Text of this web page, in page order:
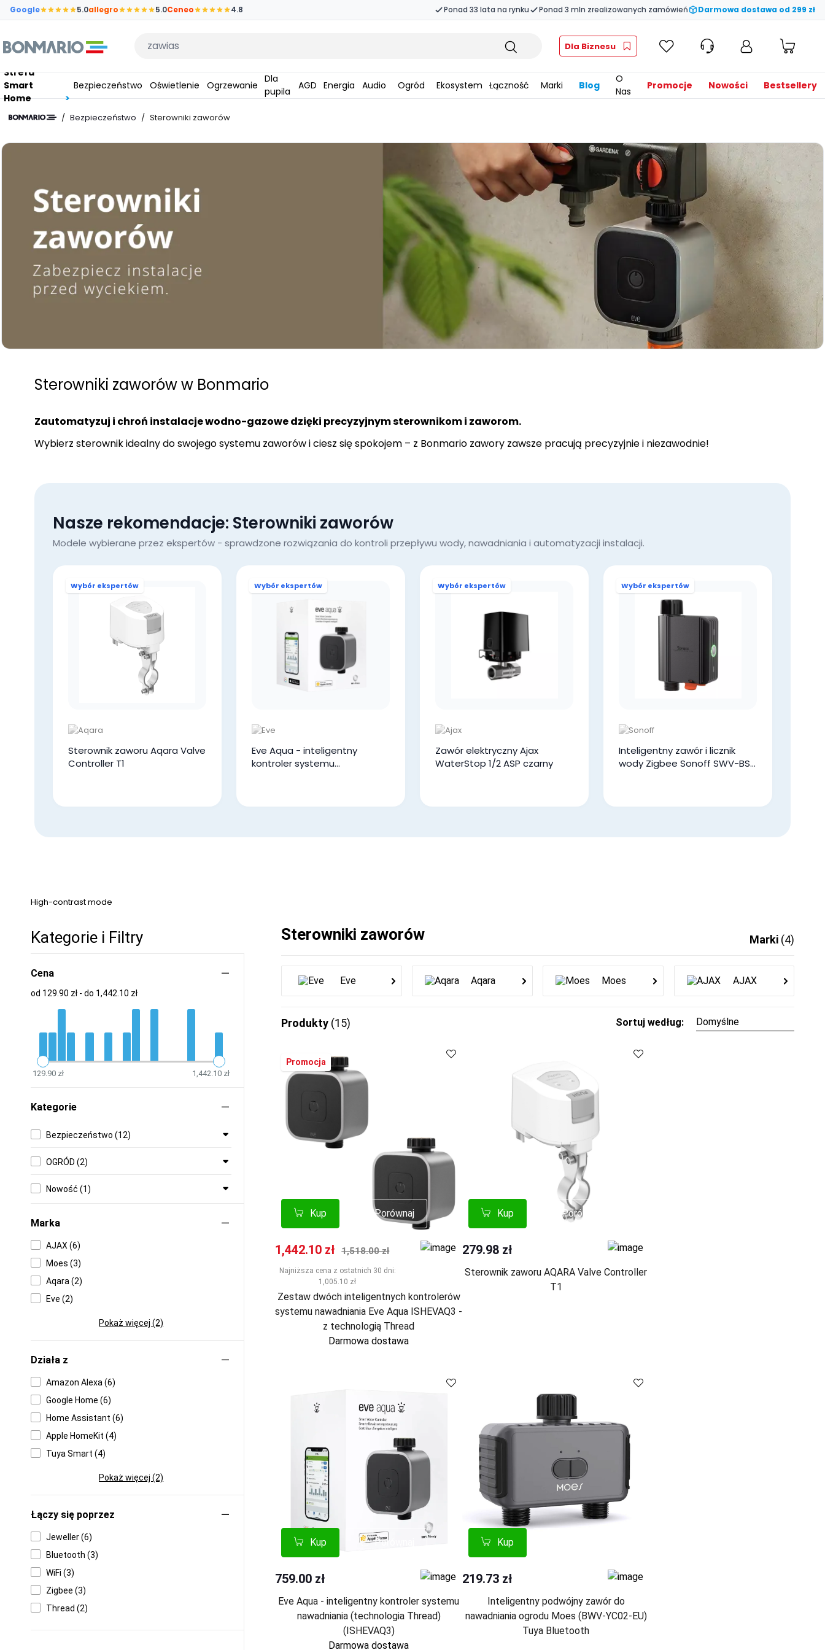
Przejdź do głównej zawartości strony
Google 5.0allegro 5.0Ceneo 4.8 Ponad 33 lata na rynku Ponad 3 mln zrealizowanych zamówień Darmowa dostawa od 299 zł
Wpisz czego szukasz Dla Biznesu
Strefa
Smart
Home
Bezpieczeństwo Oświetlenie Ogrzewanie
Dla
pupila
AGD Energia Audio Ogród Ekosystem Łączność Marki Blog
O
Nas
Promocje Nowości Bestsellery
/ Bezpieczeństwo / Sterowniki zaworów
Sterowniki zaworów w Bonmario
Zautomatyzuj i chroń instalacje wodno-gazowe dzięki precyzyjnym sterownikom i zaworom.
Wybierz sterownik idealny do swojego systemu zaworów i ciesz się spokojem – z Bonmario zawory zawsze pracują precyzyjnie i niezawodnie!
Nasze rekomendacje: Sterowniki zaworów
Modele wybierane przez ekspertów - sprawdzone rozwiązania do kontroli przepływu wody, nawadniania i automatyzacji instalacji.
Wybór ekspertów
Sterownik zaworu Aqara Valve
Controller T1
Wybór ekspertów
Eve Aqua - inteligentny
kontroler systemu
Wybór ekspertów
Zawór elektryczny Ajax
WaterStop 1/2 ASP czarny
Wybór ekspertów
Inteligentny zawór i licznik
wody Zigbee Sonoff SWV-BSP
High-contrast mode
Kategorie i Filtry
Cena
od 129.90 zł - do 1,442.10 zł
129.90 zł 1,442.10 zł
Kategorie
Bezpieczeństwo (12)
OGRÓD (2)
Nowość (1)
Marka
AJAX (6)
Moes (3)
Aqara (2)
Eve (2)
Pokaż więcej (2)
Działa z
Amazon Alexa (6)
Google Home (6)
Home Assistant (6)
Apple HomeKit (4)
Tuya Smart (4)
Pokaż więcej (2)
Łączy się poprzez
Jeweller (6)
Bluetooth (3)
WiFi (3)
Zigbee (3)
Thread (2)
Sterowniki zaworów Marki(4)
Eve Aqara Moes AJAX
Sortuj według:
Produkty (15)
Kup Porównaj
Kup Porównaj
Promocja
Cena promocyjna
1,442.10 zł Normalna cena
1,518.00 zł
Najniższa cena z ostatnich 30 dni:
1,005.10 zł
Zestaw dwóch inteligentnych kontrolerów
systemu nawadniania Eve Aqua ISHEVAQ3 -
z technologią Thread
Darmowa dostawa
Kup Porównaj
Kup Porównaj
279.98 zł
Sterownik zaworu AQARA Valve Controller
T1
Kup Porównaj
Kup Porównaj
759.00 zł
Eve Aqua - inteligentny kontroler systemu
nawadniania (technologia Thread)
(ISHEVAQ3)
Darmowa dostawa
Kup
Kup
219.73 zł
Inteligentny podwójny zawór do
nawadniania ogrodu Moes (BWV-YC02-EU)
Tuya Bluetooth